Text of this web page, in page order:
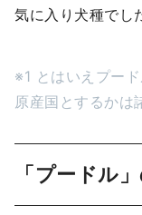
気に入り犬種でし
※1 とはいえプー
原産国とするかは
「プードル